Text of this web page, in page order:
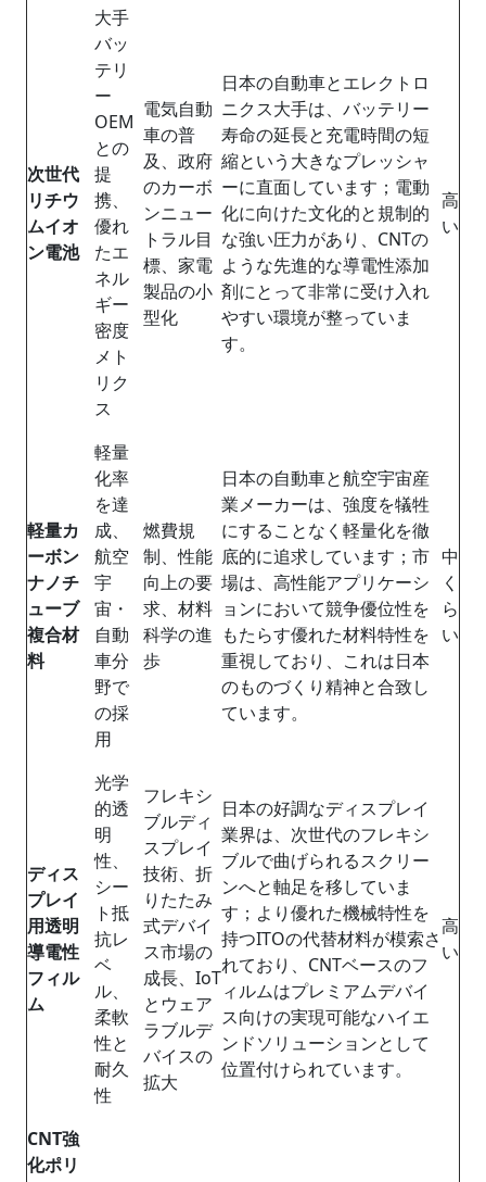
次世代
リチウ
ムイオ
ン電池
大手
バッ
テリ
ー
OEM
との
提
携、
優れ
たエ
ネル
ギー
密度
メト
リク
ス
電気自動
車の普
及、政府
のカーボ
ンニュー
トラル目
標、家電
製品の小
型化
日本の自動車とエレクトロ
ニクス大手は、バッテリー
寿命の延長と充電時間の短
縮という大きなプレッシャ
ーに直面しています；電動
化に向けた文化的と規制的
な強い圧力があり、CNTの
ような先進的な導電性添加
剤にとって非常に受け入れ
やすい環境が整っていま
す。
高
い
軽量カ
ーボン
ナノチ
ューブ
複合材
料
軽量
化率
を達
成、
航空
宇
宙・
自動
車分
野で
の採
用
燃費規
制、性能
向上の要
求、材料
科学の進
歩
日本の自動車と航空宇宙産
業メーカーは、強度を犠牲
にすることなく軽量化を徹
底的に追求しています；市
場は、高性能アプリケーシ
ョンにおいて競争優位性を
もたらす優れた材料特性を
重視しており、これは日本
のものづくり精神と合致し
ています。
中
く
ら
い
ディス
プレイ
用透明
導電性
フィル
ム
光学
的透
明
性、
シー
ト抵
抗レ
ベ
ル、
柔軟
性と
耐久
性
フレキシ
ブルディ
スプレイ
技術、折
りたたみ
式デバイ
ス市場の
成長、IoT
とウェア
ラブルデ
バイスの
拡大
日本の好調なディスプレイ
業界は、次世代のフレキシ
ブルで曲げられるスクリー
ンへと軸足を移していま
す；より優れた機械特性を
持つITOの代替材料が模索さ
れており、CNTベースのフ
ィルムはプレミアムデバイ
ス向けの実現可能なハイエ
ンドソリューションとして
位置付けられています。
高
い
CNT強
化ポリ